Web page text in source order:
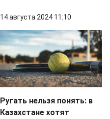
14 августа 2024 11:10
Ругать нельзя понять: в
Казахстане хотят